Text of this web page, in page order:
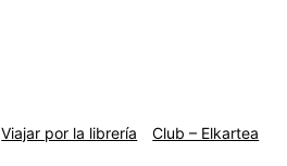
Viajar por la librería Club – Elkartea